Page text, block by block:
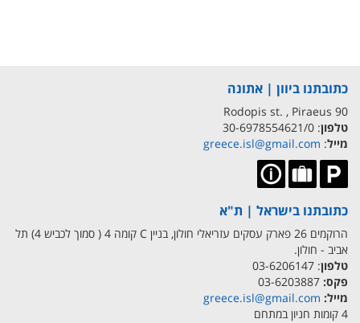
כתובתנו ביוון | אתונה
90 Rodopis st. , Piraeus
טלפון: 30-6978554621/0
מייל:
greece.isl@gmail.com
כתובתנו בישראל | ת"א
הרוקמים 26 פארק עסקים עזריאלי חולון, בניין C קומה 4 ( סמוך לכביש 4) תל
אביב - חולון.
טלפון: 03-6206147
פקס:
מייל: greece.isl@gmail.com
4 קומות חניון במתחם